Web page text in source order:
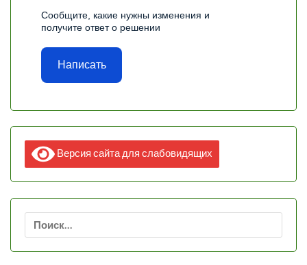
Сообщите, какие нужны изменения и
получите ответ о решении
Написать
Версия сайта для слабовидящих
Найти: